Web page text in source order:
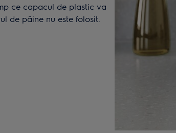
ce capacul de plastic va
de pâine nu este folosit.